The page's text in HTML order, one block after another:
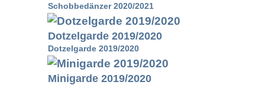
Schobbedänzer 2020/2021
Dotzelgarde 2019/2020
Dotzelgarde 2019/2020
Minigarde 2019/2020